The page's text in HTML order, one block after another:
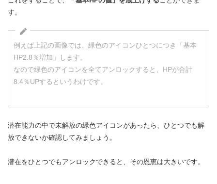
す。
例えば上記の画像では、緑色のアイコンひとつにつき「基本
HP2.8％増加」します。
なので緑色のアイコンを全てアンロックすると、HPが合計
8.4％UPするというわけです。
潜在能力の中で未解放の緑色アイコンがあったら、ひとつでも解
放できないか確認してみましょう。
潜在をひとつでもアンロックできると、その恩恵は大きいです。